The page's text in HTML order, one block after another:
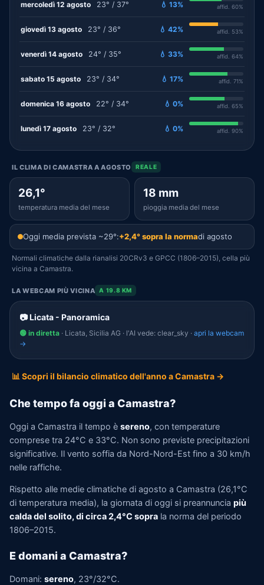
mercoledì 12 agosto 23° / 37° 💧 13% affid. 60%
giovedì 13 agosto 23° / 36° 💧 42% affid. 53%
venerdì 14 agosto 24° / 35° 💧 33% affid. 64%
sabato 15 agosto 23° / 34° 💧 17% affid. 71%
domenica 16 agosto 22° / 34° 💧 0% affid. 65%
lunedì 17 agosto 23° / 32° 💧 0% affid. 90%
IL CLIMA DI CAMASTRA A AGOSTO REALE
26,1°
temperatura media del mese
18 mm
pioggia media del mese
Oggi media prevista ~29°:+2,4° sopra la normadi agosto
Normali climatiche dalla rianalisi 20CRv3 e GPCC (1806–2015), cella più
vicina a Camastra.
LA WEBCAM PIÙ VICINA A 19.8 KM
📷 Licata - Panoramica
🟢 in diretta · Licata, Sicilia AG · l'AI vede: clear_sky · apri la webcam
→
📊 Scopri il bilancio climatico dell'anno a Camastra →
Che tempo fa oggi a Camastra?
Oggi a Camastra il tempo è sereno, con temperature
comprese tra 24°C e 33°C. Non sono previste precipitazioni
significative. Il vento soffia da Nord-Nord-Est fino a 30 km/h
nelle raffiche.
Rispetto alle medie climatiche di agosto a Camastra (26,1°C
di temperatura media), la giornata di oggi si preannuncia più
calda del solito, di circa 2,4°C sopra la norma del periodo
1806–2015.
E domani a Camastra?
Domani: sereno, 23°/32°C.